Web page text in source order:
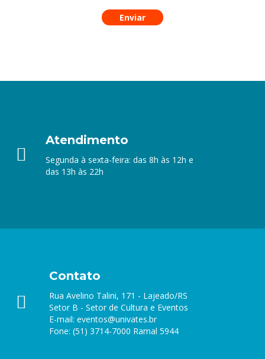
Enviar
Atendimento
Segunda à sexta-feira: das 8h às 12h e
das 13h às 22h
Contato
Rua Avelino Talini, 171 - Lajeado/RS
Setor B - Setor de Cultura e Eventos
E-mail: eventos@univates.br
Fone: (51) 3714-7000 Ramal 5944